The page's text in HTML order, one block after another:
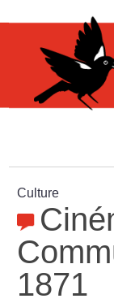
Culture
1871